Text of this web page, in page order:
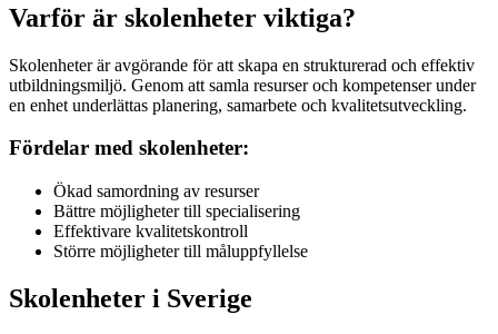
Varför är skolenheter viktiga?
Skolenheter är avgörande för att skapa en strukturerad och effektiv
utbildningsmiljö. Genom att samla resurser och kompetenser under
en enhet underlättas planering, samarbete och kvalitetsutveckling.
Fördelar med skolenheter:
Ökad samordning av resurser
Bättre möjligheter till specialisering
Effektivare kvalitetskontroll
Större möjligheter till måluppfyllelse
Skolenheter i Sverige